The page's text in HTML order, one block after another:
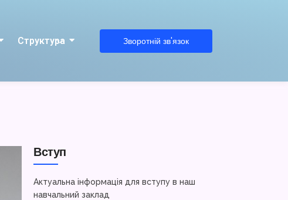
Структура Зворотній зв'язок
Вступ
Актуальна інформація для вступу в наш
навчальний заклад